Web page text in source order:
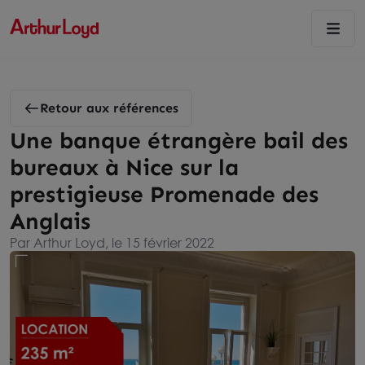
Retour aux références
Une banque étrangère bail des
bureaux à Nice sur la
prestigieuse Promenade des
Anglais
Par Arthur Loyd, le 15 février 2022